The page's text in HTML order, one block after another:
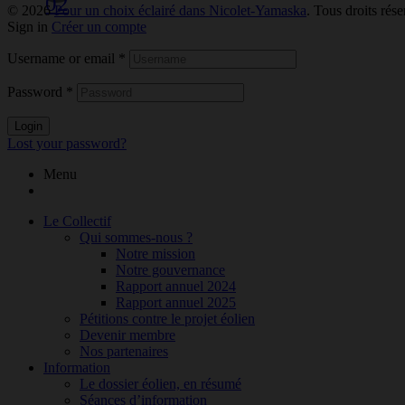
© 2026Pour un choix éclairé dans Nicolet-Yamaska. Tous droits
Sign in Créer un compte
Username or email *
Password *
Login
Lost your password?
Menu
Le Collectif
Qui sommes-nous ?
Notre mission
Notre gouvernance
Rapport annuel 2024
Rapport annuel 2025
Pétitions contre le projet éolien
Devenir membre
Nos partenaires
Information
Le dossier éolien, en résumé
Séances d’information